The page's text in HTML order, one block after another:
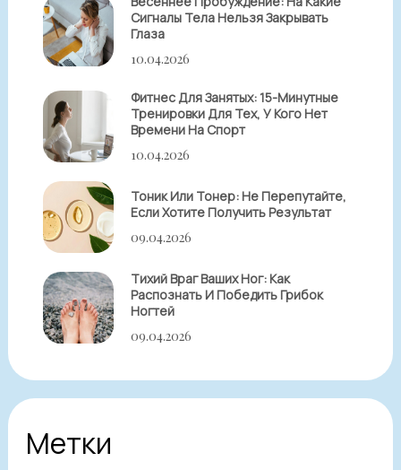
Сигналы Тела Нельзя Закрывать
Глаза
10.04.2026
Фитнес Для Занятых: 15-Минутные
Тренировки Для Тех, У Кого Нет
Времени На Спорт
10.04.2026
Тоник Или Тонер: Не Перепутайте,
Если Хотите Получить Результат
09.04.2026
Тихий Враг Ваших Ног: Как
Распознать И Победить Грибок
Ногтей
09.04.2026
Метки